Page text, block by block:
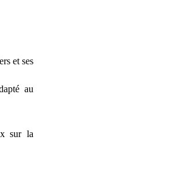
et ses
au
sur la